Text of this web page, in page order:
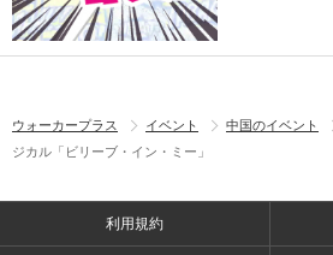
ウォーカープラス イベント 中国のイベント
ジカル「ビリーブ・イン・ミー」
利用規約